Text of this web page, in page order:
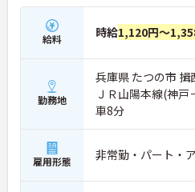
給料 時給1,120円～
勤務地
兵庫県 たつの市
ＪＲ山陽本線(神戸
車8分
雇用形態 非常勤・パート・